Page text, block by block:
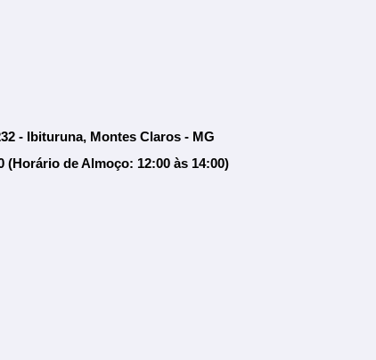
- Ibituruna, Montes Claros - MG
(Horário de Almoço: 12:00 às 14:00)